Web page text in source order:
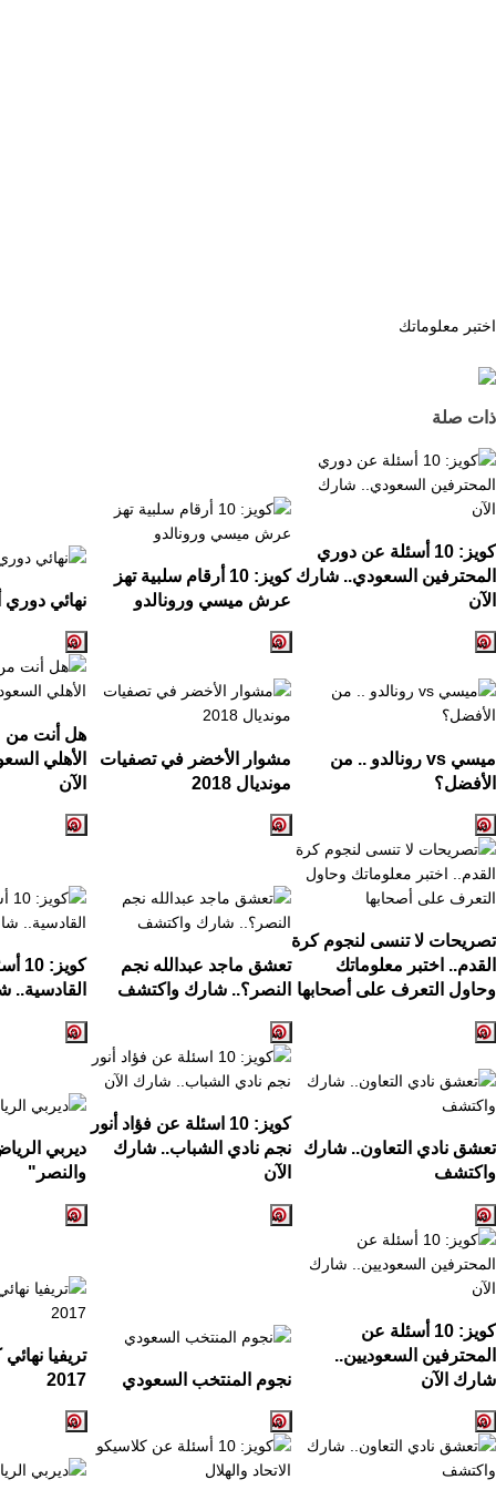
اختبر معلوماتك
ذات صلة
كويز: 10 أسئلة عن دوري
المحترفين السعودي.. شارك
الآن
كويز: 10 أرقام سلبية تهز
عرش ميسي ورونالدو
نهائي دوري
ميسي vs رونالدو .. من
الأفضل؟
مشوار الأخضر في تصفيات
مونديال 2018
هل أنت من
الأهلي
الآن
تصريحات لا تنسى لنجوم كرة
القدم.. اختبر معلوماتك
وحاول التعرف على أصحابها
تعشق ماجد عبدالله نجم
النصر؟.. شارك واكتشف
كويز: 10
القادسية..
تعشق نادي التعاون.. شارك
واكتشف
كويز: 10 اسئلة عن فؤاد أنور
نجم نادي الشباب.. شارك
الآن
ديربي
والنصر "
كويز: 10 أسئلة عن
المحترفين السعوديين..
شارك الآن
نجوم المنتخب السعودي
تريفيا
2017